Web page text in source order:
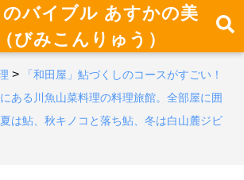
バイブル あすかの美
びみこんりゅう）
>
「和田屋」鮎づくしのコースがすごい！
ある川魚山菜料理の料理旅館。全部屋に囲
は鮎、秋キノコと落ち鮎、冬は白山麓ジビ